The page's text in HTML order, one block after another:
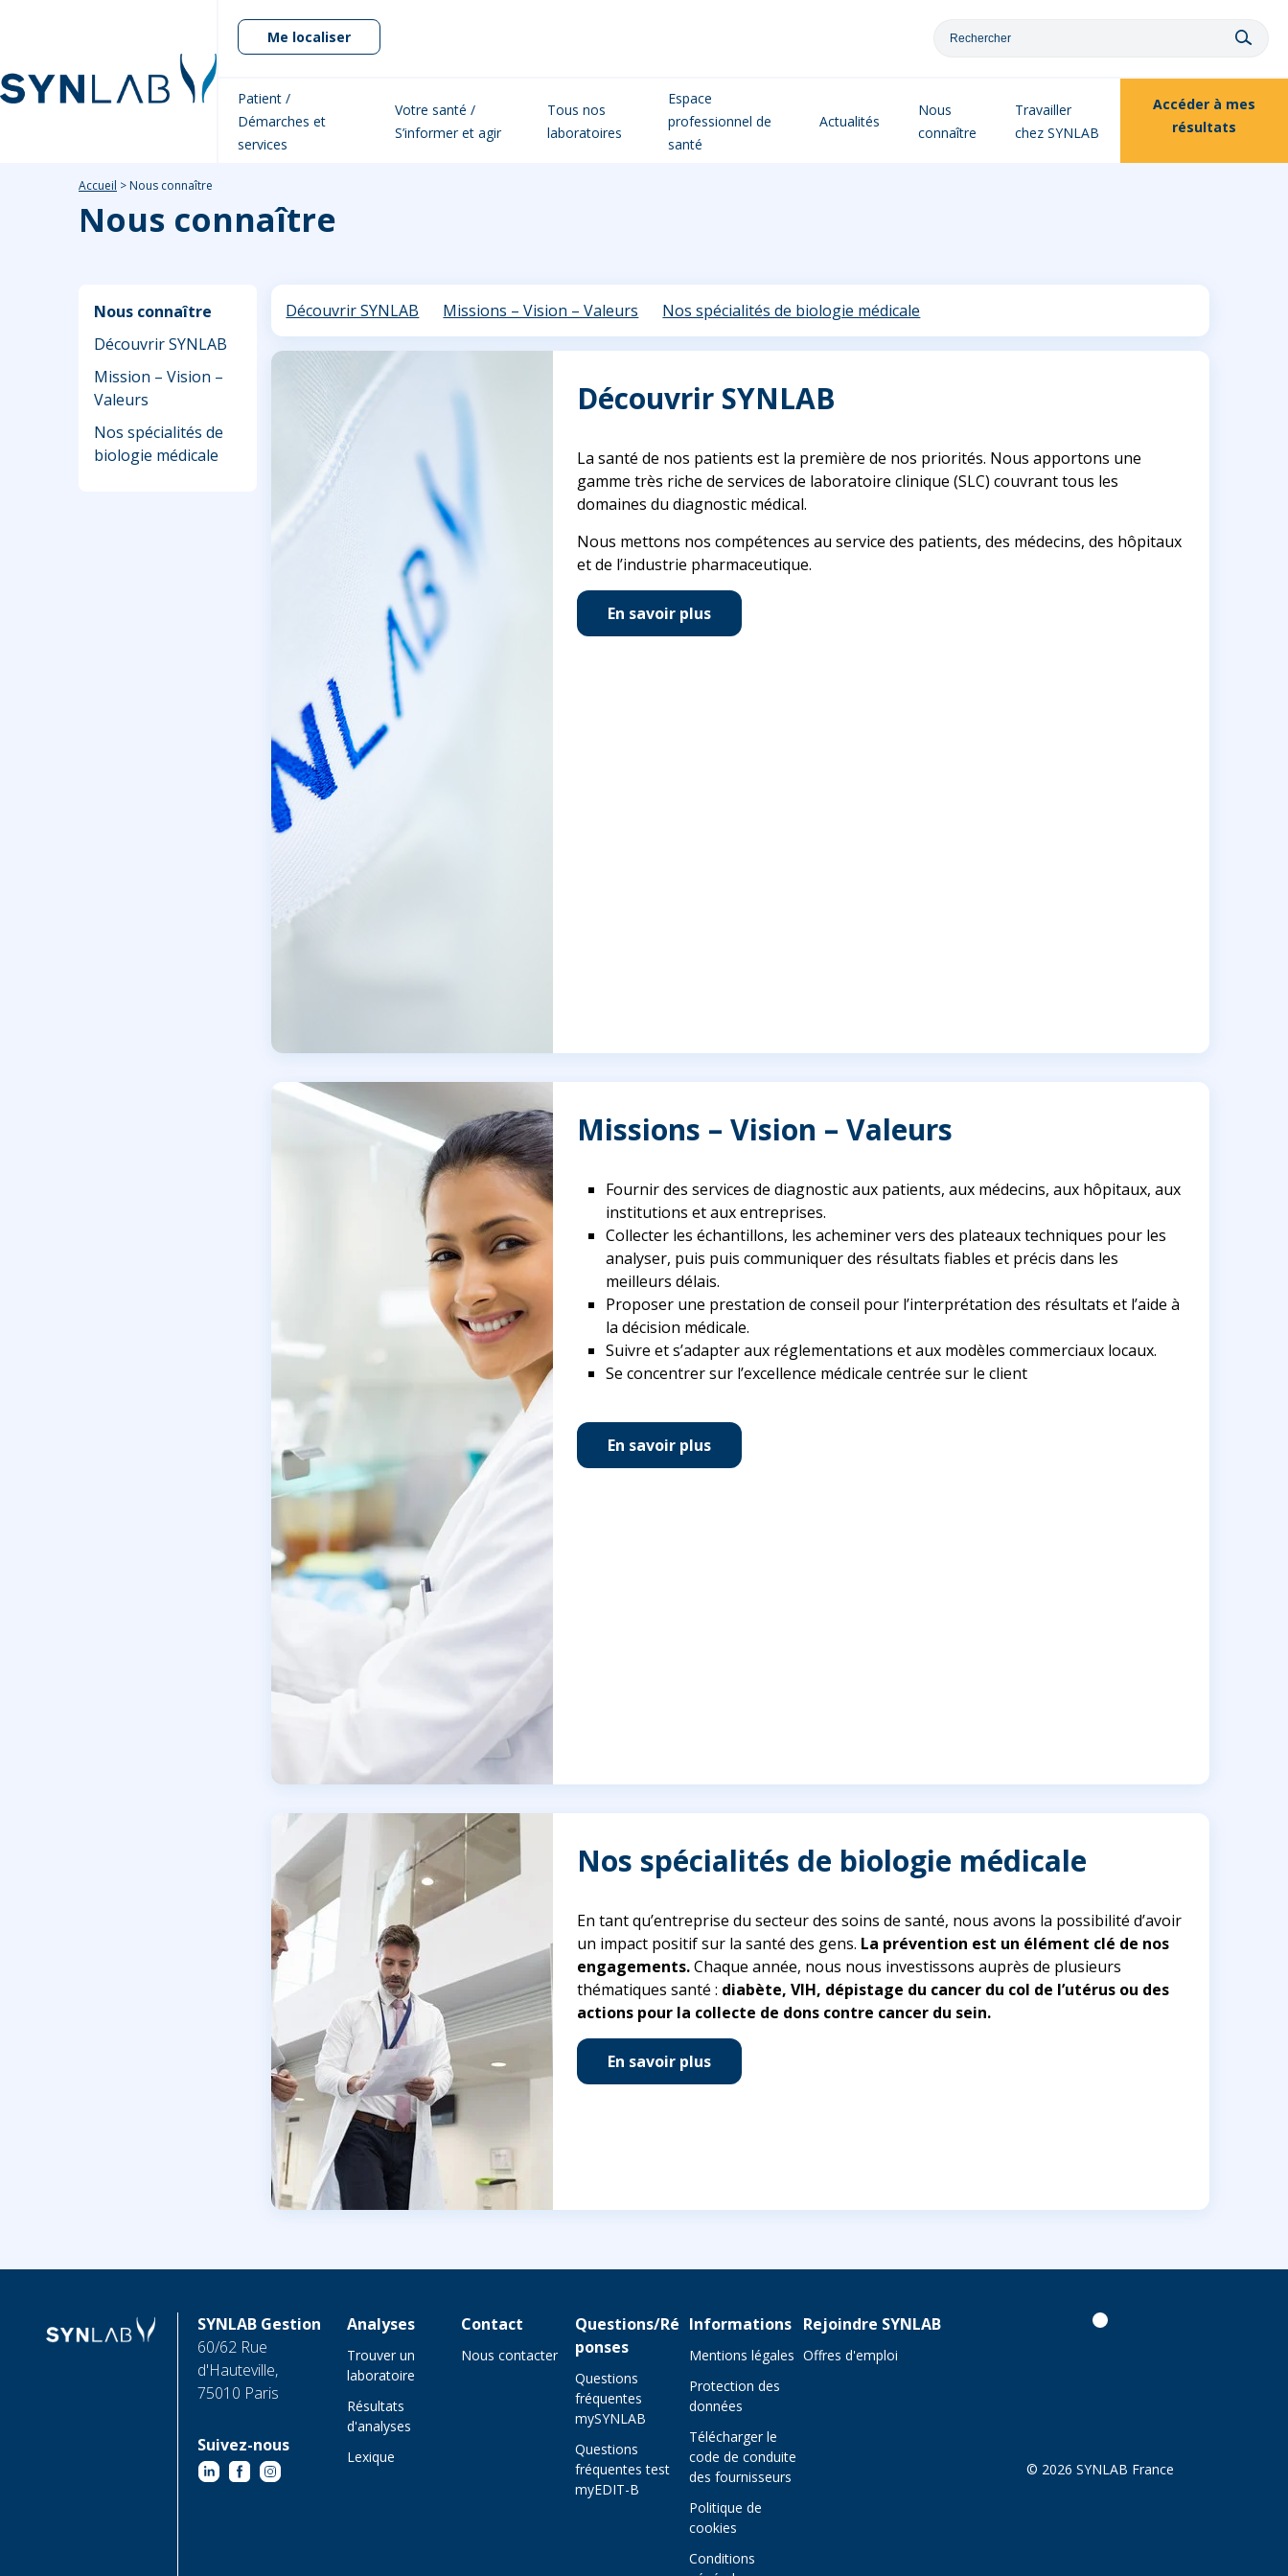
Me localiser
Patient /
Démarches et
services
Votre santé /
S’informer et agir
Tous nos
laboratoires
Espace
professionnel de
santé
Actualités
Nous
connaître
Travailler
chez SYNLAB
Accéder à mes
résultats
Accueil > Nous connaître
Nous connaître
Nous connaître
Découvrir SYNLAB
Mission – Vision –
Valeurs
Nos spécialités de
biologie médicale
Découvrir SYNLAB Missions – Vision – Valeurs Nos spécialités de biologie médicale
Découvrir SYNLAB
La santé de nos patients est la première de nos priorités. Nous apportons une
gamme très riche de services de laboratoire clinique (SLC) couvrant tous les
domaines du diagnostic médical.
Nous mettons nos compétences au service des patients, des médecins, des hôpitaux
et de l’industrie pharmaceutique.
En savoir plus
Missions – Vision – Valeurs
Fournir des services de diagnostic aux patients, aux médecins, aux hôpitaux, aux
institutions et aux entreprises.
Collecter les échantillons, les acheminer vers des plateaux techniques pour les
analyser, puis puis communiquer des résultats fiables et précis dans les
meilleurs délais.
Proposer une prestation de conseil pour l’interprétation des résultats et l’aide à
la décision médicale.
Suivre et s’adapter aux réglementations et aux modèles commerciaux locaux.
Se concentrer sur l’excellence médicale centrée sur le client
En savoir plus
Nos spécialités de biologie médicale
En tant qu’entreprise du secteur des soins de santé, nous avons la possibilité d’avoir
un impact positif sur la santé des gens. La prévention est un élément clé de nos
engagements.Chaque année, nous nous investissons auprès de plusieurs
thématiques santé : diabète, VIH, dépistage du cancer du col de l’utérus ou des
actions pour la collecte de dons contre cancer du sein.
En savoir plus
SYNLAB Gestion
60/62 Rue
d'Hauteville,
75010 Paris
Suivez-nous
Analyses
Trouver un
laboratoire
Résultats
d'analyses
Lexique
Contact
Nous contacter
Questions/Ré
ponses
Questions
fréquentes
mySYNLAB
Questions
fréquentes test
myEDIT-B
Informations
Mentions légales
Protection des
données
Télécharger le
code de conduite
des fournisseurs
Politique de
cookies
Conditions
Rejoindre SYNLAB
Offres d'emploi
© 2026 SYNLAB France